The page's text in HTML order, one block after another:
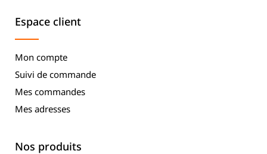
Espace client
Mon compte
Suivi de commande
Mes commandes
Mes adresses
Nos produits